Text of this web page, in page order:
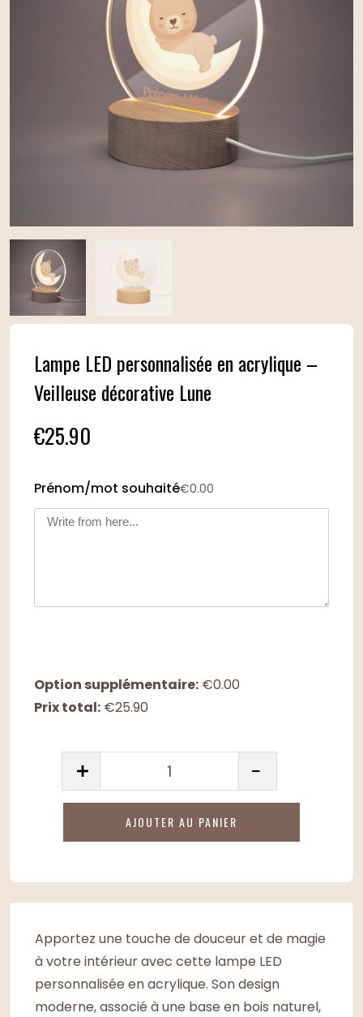
Lampe LED personnalisée en acrylique –
Veilleuse décorative Lune
€25.90
Prénom/mot souhaité€0.00
Option supplémentaire: €0.00
Prix total: €25.90
Lampe
LED
Veilleuse
décorative
Lune
AJOUTER AU PANIER
Apportez une touche de douceur et de magie
à votre intérieur avec cette lampe LED
personnalisée en acrylique. Son design
moderne, associé à une base en bois naturel,